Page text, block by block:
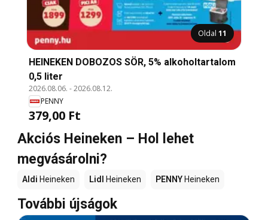
Oldal 11
HEINEKEN DOBOZOS SÖR, 5% alkoholtartalom
0,5 liter
2026.08.06. -2026.08.12.
PENNY
379,00 Ft
Akciós Heineken – Hol lehet
megvásárolni?
Aldi Heineken Lidl Heineken PENNY Heineken
További újságok